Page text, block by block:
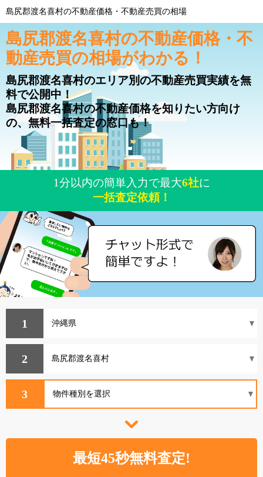
島尻郡渡名喜村の不動産価格・不動産売買の相場
島尻郡渡名喜村の不動産価格・不
動産売買の相場がわかる！
島尻郡渡名喜村のエリア別の不動産売買実績を無
料で公開中！
島尻郡渡名喜村の不動産価格を知りたい方向け
の、無料一括査定の窓口も！
1分以内の簡単入力で最大6社に
一括査定依頼！
1
2
3